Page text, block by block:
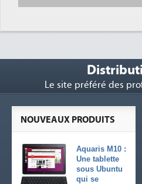
Le site préféré des
NOUVEAUX PRODUITS
Aquaris M10 :
Une tablette
sous Ubuntu
qui se